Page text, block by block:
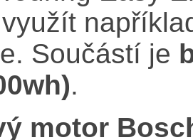
Součástí je
.
motor